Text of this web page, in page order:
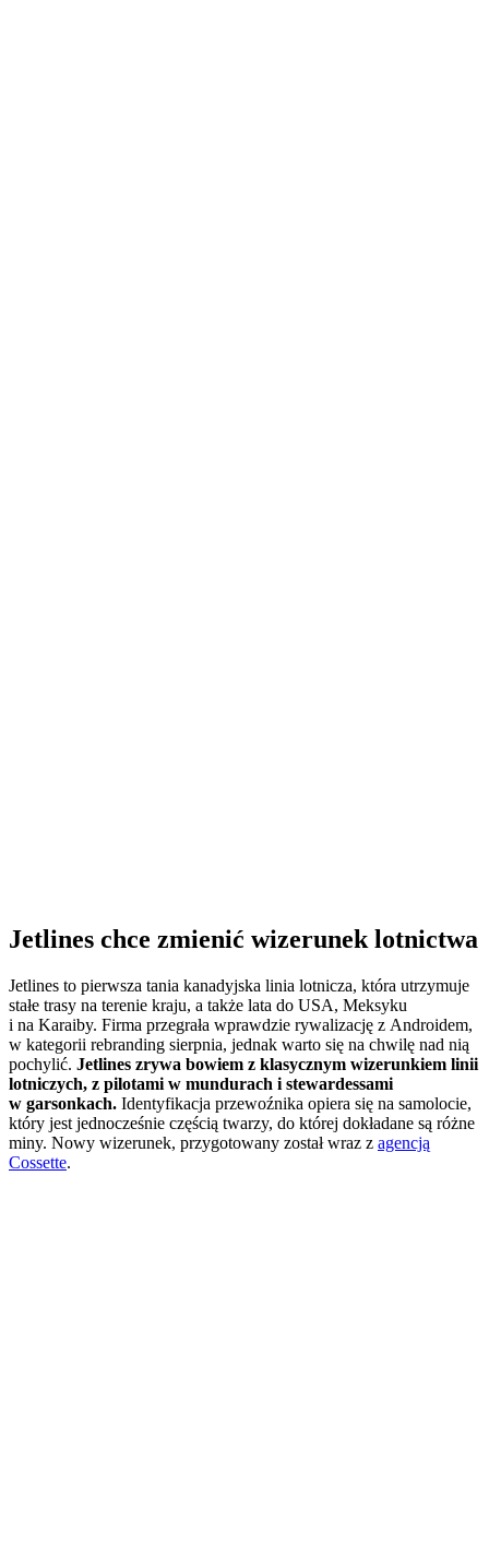
Jetlines chce zmienić wizerunek lotnictwa
Jetlines to pierwsza tania kanadyjska linia lotnicza, która utrzymuje
stałe trasy na terenie kraju, a także lata do USA, Meksyku
i na Karaiby. Firma przegrała wprawdzie rywalizację z Androidem,
w kategorii rebranding sierpnia, jednak warto się na chwilę nad nią
pochylić. Jetlines zrywa bowiem z klasycznym wizerunkiem linii
lotniczych, z pilotami w mundurach i stewardessami
w garsonkach. Identyfikacja przewoźnika opiera się na samolocie,
który jest jednocześnie częścią twarzy, do której dokładane są różne
miny. Nowy wizerunek, przygotowany został wraz z agencją
Cossette.